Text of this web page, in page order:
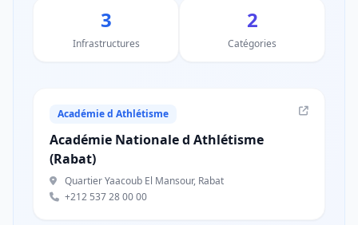
3
Infrastructures
2
Catégories
Académie d Athlétisme
Académie Nationale d Athlétisme
(Rabat)
Quartier Yaacoub El Mansour, Rabat
+212 537 28 00 00